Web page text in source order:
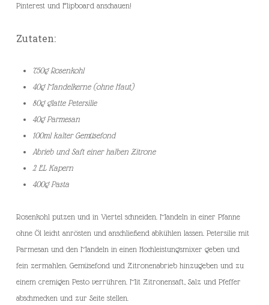
Pinterest und Flipboard anschauen!
Zutaten:
750g Rosenkohl
40g Mandelkerne (ohne Haut)
80g glatte Petersilie
40g Parmesan
100ml kalter Gemüsefond
Abrieb und Saft einer halben Zitrone
2 EL Kapern
400g Pasta
Rosenkohl putzen und in Viertel schneiden. Mandeln in einer Pfanne
ohne Öl leicht anrösten und anschließend abkühlen lassen. Petersilie mit
Parmesan und den Mandeln in einen Hochleistungsmixer geben und
fein zermahlen. Gemüsefond und Zitronenabrieb hinzugeben und zu
einem cremigen Pesto verrühren. Mit Zitronensaft, Salz und Pfeffer
abschmecken und zur Seite stellen.